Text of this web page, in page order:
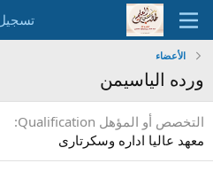
الأعضاء
ورده الياسيمن
التخصص أو المؤهل Qualification
معهد عاليا اداره وسكرتارى